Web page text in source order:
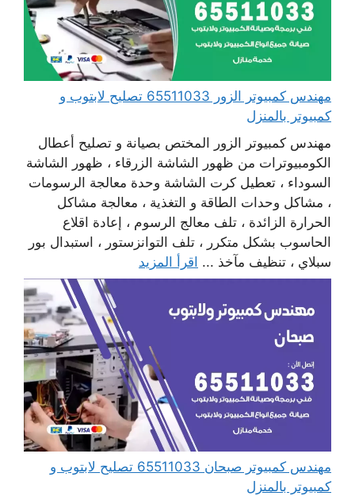
مهندس كمبيوتر الزور 65511033 تصليح لابتوب و
كمبيوتر بالمنزل
مهندس كمبيوتر الزور المختص بصيانة و تصليح أعطال
الكومبيوترات من ظهور الشاشة الزرقاء ، ظهور الشاشة
السوداء ، تعطيل كرت الشاشة وحدة معالجة الرسومات
، مشاكل وحدات الطاقة و التغذية ، معالجة مشاكل
الحرارة الزائدة ، تلف معالج الرسوم ، إعادة اقلاع
الحاسوب بشكل متكرر ، تلف التوانزستور ، استبدال بور
سبلاي ، تنظيف مآخذ ... اقرأ المزيد
مهندس كمبيوتر صبحان 65511033 تصليح لابتوب و
كمبيوتر بالمنزل